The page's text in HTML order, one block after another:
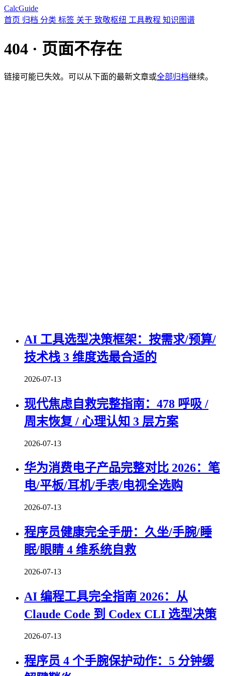
CalcGuide
首页 归档 分类 标签 关于 致敬枢纽 工具教程 知识图谱
404 · 页面不存在
链接可能已失效。可以从下面的最新文章或全部归档继续。
AI 工具选型决策框架：按需求/预算/
技术栈 3 维度选最合适的
2026-07-13
现代焦虑自救完整指南：478 呼吸 /
周末恢复 / 心理认知 3 层方案
2026-07-13
华为消费电子产品完整对比 2026：笔
电/平板/耳机/手表/电视全选购
2026-07-13
程序员健康完全手册：久坐/手腕/睡
眠/眼睛 4 维系统自救
2026-07-13
AI 编程工具完全指南 2026：从
Claude Code 到 Codex CLI 选型决策
2026-07-13
程序员 4 个手腕保护动作：5 分钟缓